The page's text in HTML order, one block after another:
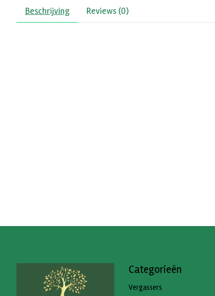
Beschrijving Reviews (0)
Categorieën
Vergassers